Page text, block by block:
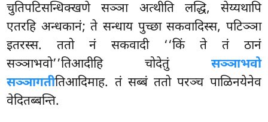
चुतिपटिसन्धिक्खणे सञ्ञा अत्थीति लद्धि, सेय्यथापि
एतरहि अन्धकानं; ते सन्धाय पुच्छा सकवादिस्स, पटिञ्ञा
इतरस्स. ततो नं सकवादी ‘‘किं ते तं ठानं
सञ्ञाभवो’’तिआदीहि चोदेतुं सञ्ञाभवो
सञ्ञागतीतिआदिमाह. तं सब्बं ततो परञ्च पाळिनयेनेव
वेदितब्बन्ति.